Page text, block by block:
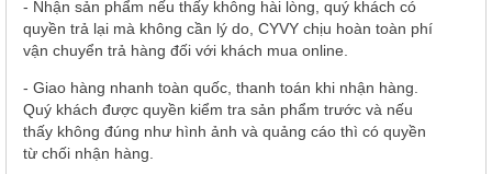
- Nhận sản phẩm nếu thấy không hài lòng, quý khách có
quyền trả lại mà không cần lý do, CYVY chịu hoàn toàn phí
vận chuyển trả hàng đối với khách mua online.
- Giao hàng nhanh toàn quốc, thanh toán khi nhận hàng.
Quý khách được quyền kiểm tra sản phẩm trước và nếu
thấy không đúng như hình ảnh và quảng cáo thì có quyền
từ chối nhận hàng.